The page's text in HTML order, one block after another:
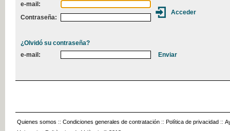
e-mail:
Contraseña:
¿Olvidó su contraseña?
e-mail:
Quienes somos :: Condiciones generales de contratación :: Política de privacidad ::